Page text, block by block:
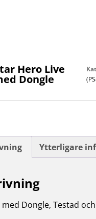
Hero Live
Dongle
Ytterligare
Dongle, Testad